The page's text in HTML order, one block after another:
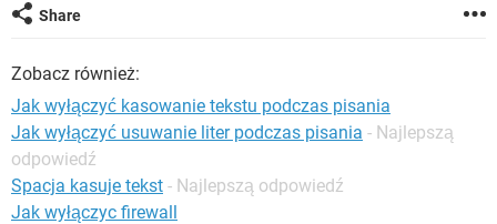
Share
Zobacz również:
Jak wyłączyć kasowanie tekstu podczas pisania
Jak wyłączyć usuwanie liter podczas pisania - Najlepszą
odpowiedź
Spacja kasuje tekst - Najlepszą odpowiedź
Jak wyłączyc firewall